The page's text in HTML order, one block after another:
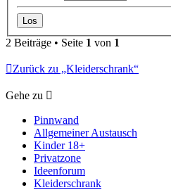
2 Beiträge • Seite 1 von 1
Zurück zu „Kleiderschrank“
Gehe zu
Pinnwand
Allgemeiner Austausch
Kinder 18+
Privatzone
Ideenforum
Kleiderschrank